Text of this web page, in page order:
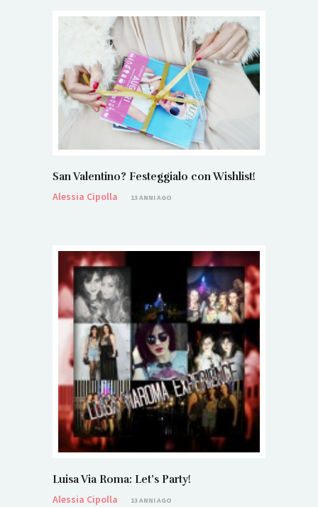
San Valentino? Festeggialo con Wishlist!
Alessia Cipolla
13 ANNI AGO
Luisa Via Roma: Let’s Party!
Alessia Cipolla
13 ANNI AGO